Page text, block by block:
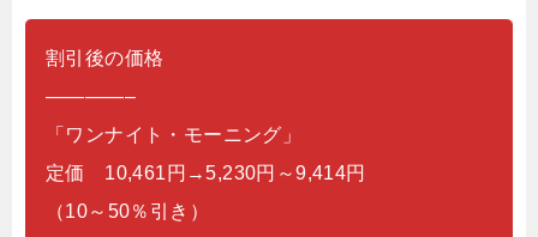
割引後の価格
————–
「ワンナイト・モーニング」
定価 10,461円→5,230円～9,414円
（10～50％引き）